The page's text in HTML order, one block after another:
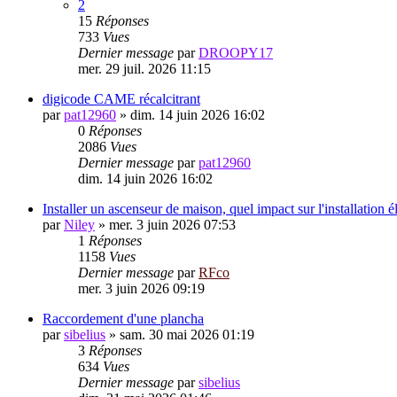
2
15 Réponses
733 Vues
Dernier message parDROOPY17
mer. 29 juil. 2026 11:15
digicode CAME récalcitrant
parpat12960 » dim. 14 juin 2026 16:02
0 Réponses
2086 Vues
Dernier message parpat12960
dim. 14 juin 2026 16:02
Installer un ascenseur de maison, quel impact sur l'installation
parNiley » mer. 3 juin 2026 07:53
1 Réponses
1158 Vues
Dernier message parRFco
mer. 3 juin 2026 09:19
Raccordement d'une plancha
parsibelius » sam. 30 mai 2026 01:19
3 Réponses
634 Vues
Dernier message parsibelius